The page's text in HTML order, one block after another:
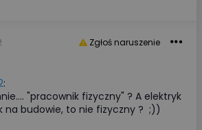
Zgłoś naruszenie
:
"pracownik fizyczny" ? A elektryk
na budowie, to nie fizyczny ? ;))